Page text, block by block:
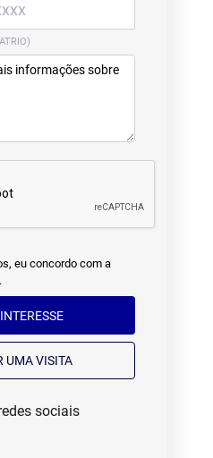
eu concordo com a
TENHO INTERESSE
AGENDAR UMA VISITA
sociais